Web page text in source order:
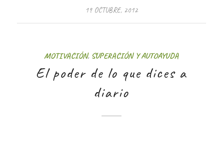
19 OCTUBRE, 2012
MOTIVACIÓN, SUPERACIÓN Y AUTOAYUDA
El poder de lo que dices a
diario